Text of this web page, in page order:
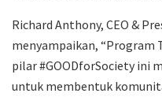
Richard Anthony, CEO &
menyampaikan, “Program
pilar #GOODforSociety ini
untuk membentuk